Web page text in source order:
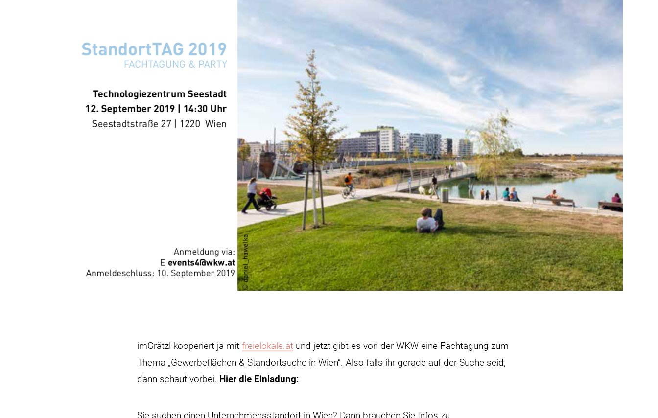
imGrätzl kooperiert ja mit freielokale.at und jetzt gibt es von der WKW eine Fachtagung zum
Thema „Gewerbeflächen & Standortsuche in Wien“. Also falls ihr gerade auf der Suche seid,
dann schaut vorbei. Hier die Einladung:
Sie suchen einen Unternehmensstandort in Wien? Dann brauchen Sie Infos zu